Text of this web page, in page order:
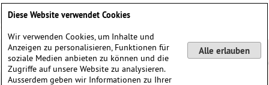
Diese Website verwendet Cookies
Wir verwenden Cookies, um Inhalte und
Anzeigen zu personalisieren, Funktionen für
soziale Medien anbieten zu können und die
Zugriffe auf unsere Website zu analysieren.
Ausserdem geben wir Informationen zu Ihrer
Alle erlauben